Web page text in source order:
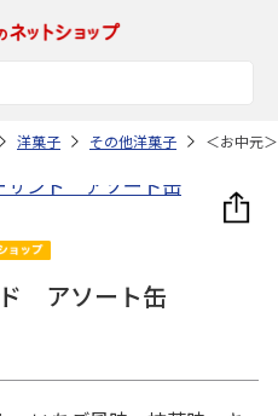
洋菓子 その他洋菓子 ＜お中元
アソート缶